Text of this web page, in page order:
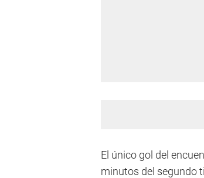
El único gol del
minutos del segundo